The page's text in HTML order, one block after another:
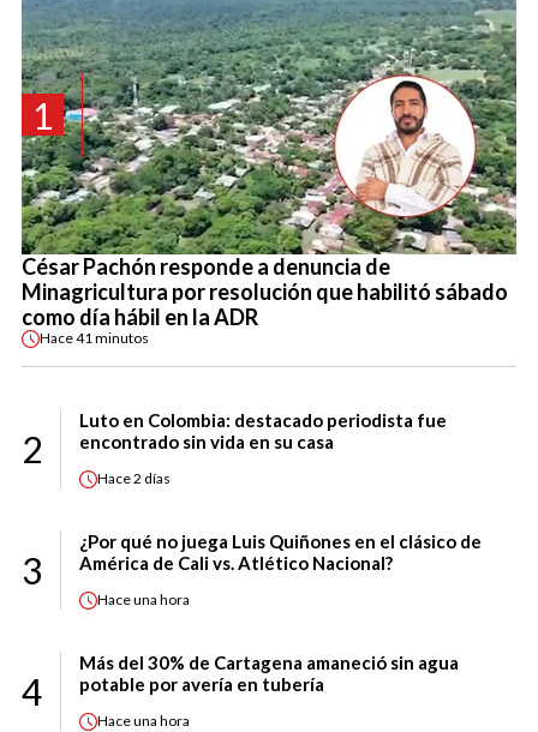
1
César Pachón responde a denuncia de
Minagricultura por resolución que habilitó sábado
como día hábil en la ADR
Hace41 minutos
2
Luto en Colombia: destacado periodista fue
encontrado sin vida en su casa
Hace2 días
3
¿Por qué no juega Luis Quiñones en el clásico de
América de Cali vs. Atlético Nacional?
Haceuna hora
4
Más del 30% de Cartagena amaneció sin agua
potable por avería en tubería
Haceuna hora